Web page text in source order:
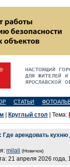
СТАТЬИ
Круглый стол | Тема:
Где арендовать
milali (Новичок)
21 апреля 2026 года,